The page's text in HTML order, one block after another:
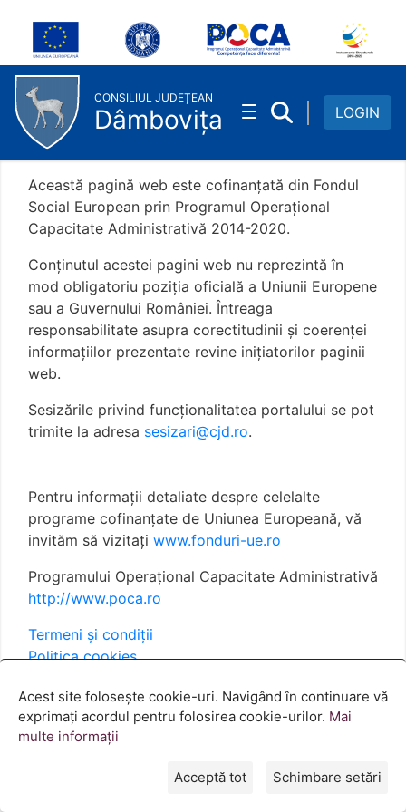
Skip to Main Content
Find Out More
CONSILIUL JUDEȚEAN
Dâmbovița LOGIN
Această pagină web este cofinanțată din Fondul
Social European prin Programul Operațional
Capacitate Administrativă 2014-2020.
Conţinutul acestei pagini web nu reprezintă în
mod obligatoriu poziţia oficială a Uniunii Europene
sau a Guvernului României. Întreaga
responsabilitate asupra corectitudinii și coerenței
informațiilor prezentate revine inițiatorilor paginii
web.
Sesizările privind funcționalitatea portalului se pot
trimite la adresa sesizari@cjd.ro.
© GUVERNUL ROMÂNIEI 2023
Pentru informații detaliate despre celelalte
programe cofinanțate de Uniunea Europeană, vă
invităm să vizitați www.fonduri-ue.ro
Programului Operațional Capacitate Administrativă
http://www.poca.ro
Termeni și condiții
Politica cookies
Acest site folosește cookie-uri. Navigând în continuare vă
exprimați acordul pentru folosirea cookie-urilor. Mai
multe informații
Acceptă tot Schimbare setări